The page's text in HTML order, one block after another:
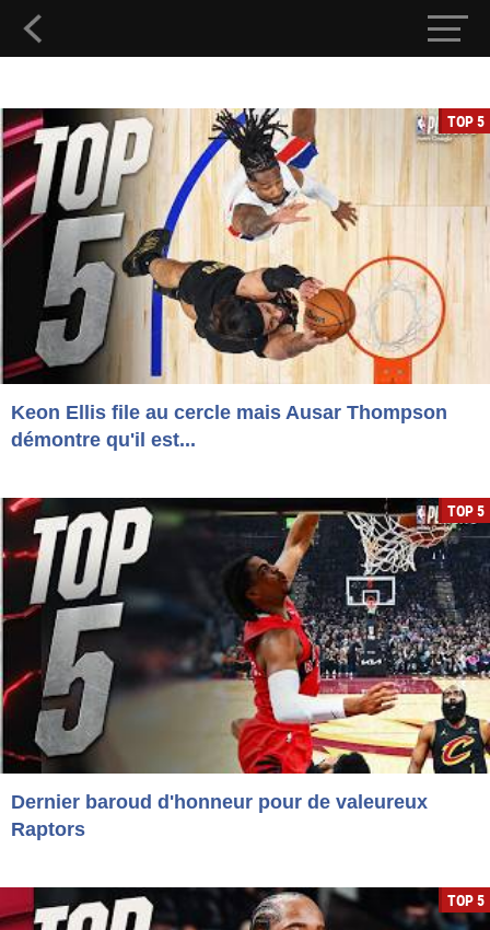
TOP 5
Keon Ellis file au cercle mais Ausar Thompson
démontre qu'il est...
TOP 5
Dernier baroud d'honneur pour de valeureux
Raptors
TOP 5